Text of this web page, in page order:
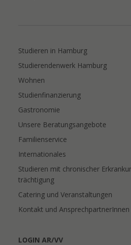
Studieren in Hamburg
Studierendenwerk Hamburg
Wohnen
Studienfinanzierung
Gastronomie
Unsere Beratungsangebote
Familienservice
Internationales
Studieren mit chronischer
trächtigung
Catering und Veranstaltungen
Kontakt und AnsprechpartnerInnen
LOGIN AR/VV